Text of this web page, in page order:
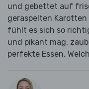
und gebettet auf
geraspelten
fühlt es sich so
und pikant mag,
perfekte Essen.